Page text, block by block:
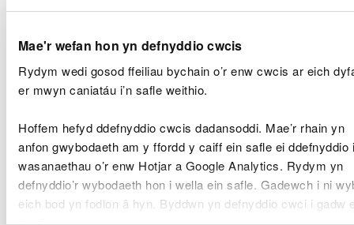
Mae'r wefan hon yn defnyddio cwcis
Rydym wedi gosod ffeiliau bychain o’r enw cwcis ar eich
er mwyn caniatáu i’n safle weithio.
Hoffem hefyd ddefnyddio cwcis dadansoddi. Mae’r rhain yn
anfon gwybodaeth am y ffordd y caiff ein safle ei ddefnyddio i
wasanaethau o’r enw Hotjar a Google Analytics. Rydym yn
defnyddio’r wybodaeth hon i wella ein safle. Gadewch i ni
eich bod yn fodlon â hyn. Byddwn yn defnyddio cwci i gadw
hyrddiad uchaf - 86mya - yn Aberdaron, Gwynedd.
gennym ar draws Canolbarth a De-orllewin Cymru.
Tarodd tonnau mawr arfordiroedd agored, a bu
difrod nodedig ar bromenâd Aberystwyth.
Storm Dudley, Storm Eunice a Storm
Franklin, 16 –21 Chwefror 2022
Effeithiodd tair storm a enwyd ar y DU o fewn
cyfnod o wythnos, a chyhoeddodd y Swyddfa
Dywydd ddau rybudd coch prin am wynt ar gyfer